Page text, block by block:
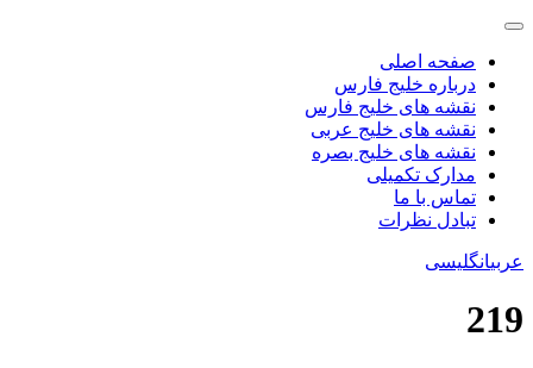
صفحه اصلی
درباره خلیج فارس
نقشه های خلیج فارس
نقشه های خلیج عربی
نقشه های خلیج بصره
مدارک تکمیلی
تماس با ما
تبادل نظرات
عربیانگلیسی
219